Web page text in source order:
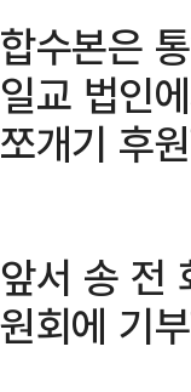
합수본은
일교 법인
쪼개기 후
앞서 송 전
원회에 기